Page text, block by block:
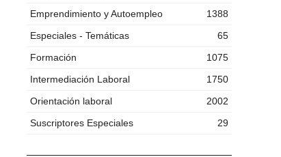
Emprendimiento y Autoempleo
1388
Especiales - Temáticas
65
Formación
1075
Intermediación Laboral
1750
Orientación laboral
2002
Suscriptores Especiales
29